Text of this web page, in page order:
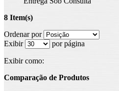
8 Item(s)
Ordenar por
Exibir
por página
Exibir como:
Comparação de Produtos